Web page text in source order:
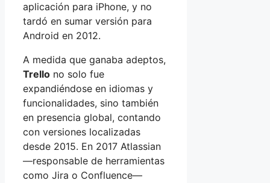
aplicación para iPhone, y no
tardó en sumar versión para
Android en 2012.
A medida que ganaba adeptos,
Trello no solo fue
expandiéndose en idiomas y
funcionalidades, sino también
en presencia global, contando
con versiones localizadas
desde 2015. En 2017 Atlassian
—responsable de herramientas
como Jira o Confluence—